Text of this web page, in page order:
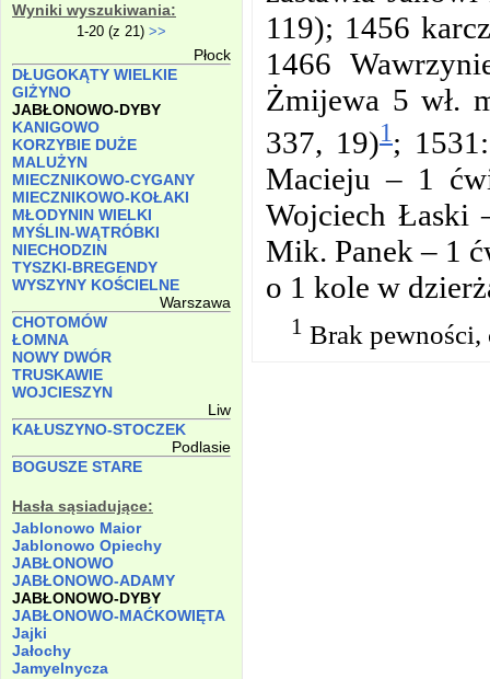
Wyniki wyszukiwania:
1-20 (z 21) >>
Płock
DŁUGOKĄTY WIELKIE
GIŻYNO
JABŁONOWO-DYBY
KANIGOWO
KORZYBIE DUŻE
MALUŻYN
MIECZNIKOWO-CYGANY
MIECZNIKOWO-KOŁAKI
MŁODYNIN WIELKI
MYŚLIN-WĄTRÓBKI
NIECHODZIN
TYSZKI-BREGENDY
WYSZYNY KOŚCIELNE
Warszawa
CHOTOMÓW
ŁOMNA
NOWY DWÓR
TRUSKAWIE
WOJCIESZYN
Liw
KAŁUSZYNO-STOCZEK
Podlasie
BOGUSZE STARE
Hasła sąsiadujące:
Jablonowo Maior
Jablonowo Opiechy
JABŁONOWO
JABŁONOWO-ADAMY
JABŁONOWO-DYBY
JABŁONOWO-MAĆKOWIĘTA
Jajki
Jałochy
Jamyelnycza
119); 1456
1466
Żmijewa 5 wł.
337, 19)1 ;
Macieju – 1
Wojciech Łaski
Mik. Panek – 1
o 1 kole w
1 Brak pewności,